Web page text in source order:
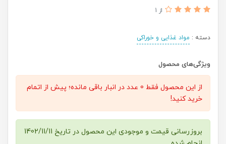
از 1
دسته : مواد غذایی و خوراکی
ویژگی‌های محصول
از این محصول فقط 0 عدد در انبار باقی مانده؛ پیش از اتمام
خرید کنید!
بروزرسانی قیمت و موجودی این محصول در تاریخ 1402/11/11